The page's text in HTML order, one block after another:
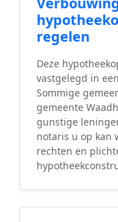
regelen
Deze
vastgelegd in
Sommige
gemeente
gunstige
notaris u op kan
rechten en